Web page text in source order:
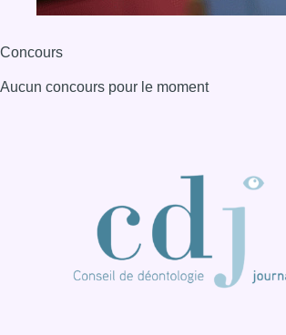
Consulter page Instagram